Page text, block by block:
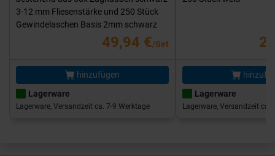
3-12 mm Fliesenstärke und 250 Stück
Gewindelaschen Basis 2mm schwarz
49,94 €/Set
hinzufügen
Lagerware
Lagerware, Versandzeit ca. 7-9 Werktage
Lagerware
Lagerware, Versandzeit ca.